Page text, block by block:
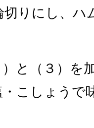
切りにし、ハ
）と（３）
こしょうで